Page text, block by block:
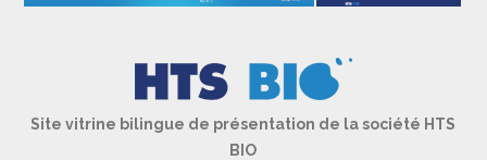
Site vitrine bilingue de présentation de la société HTS
BIO